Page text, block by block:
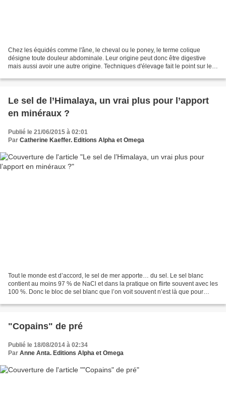
Chez les équidés comme l'âne, le cheval ou le poney, le terme colique
désigne toute douleur abdominale. Leur origine peut donc être digestive
mais aussi avoir une autre origine. Techniques d'élevage fait le point sur les
Le sel de l’Himalaya, un vrai plus pour l’apport
en minéraux ?
Publié le 21/06/2015 à 02:01
Par Catherine Kaeffer. Editions Alpha et Omega
Tout le monde est d’accord, le sel de mer apporte… du sel. Le sel blanc
contient au moins 97 % de NaCl et dans la pratique on flirte souvent avec les
100 %. Donc le bloc de sel blanc que l’on voit souvent n’est là que pour
"Copains" de pré
Publié le 18/08/2014 à 02:34
Par Anne Anta. Editions Alpha et Omega